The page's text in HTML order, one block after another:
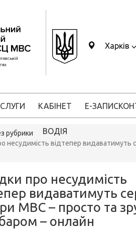
Харків
КАБІНЕТ
ВОДІЯ
Е-ЗАПИС
рубрики
несудимість відтепер видаватимуть
про несудимість
видаватимуть
МВС – просто та
– онлайн